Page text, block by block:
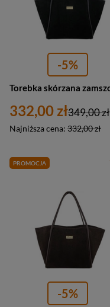
-5%
332,00 zł
Najniższa cena: 332,00 zł
349,00 zł
PROMOCJA
-5%